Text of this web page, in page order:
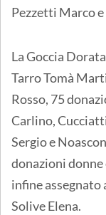
Pezzetti Marco
La Goccia
Tarro Tomà
Rosso, 75
Carlino,
Sergio e
donazioni
infine assegnato
Solive Elena.